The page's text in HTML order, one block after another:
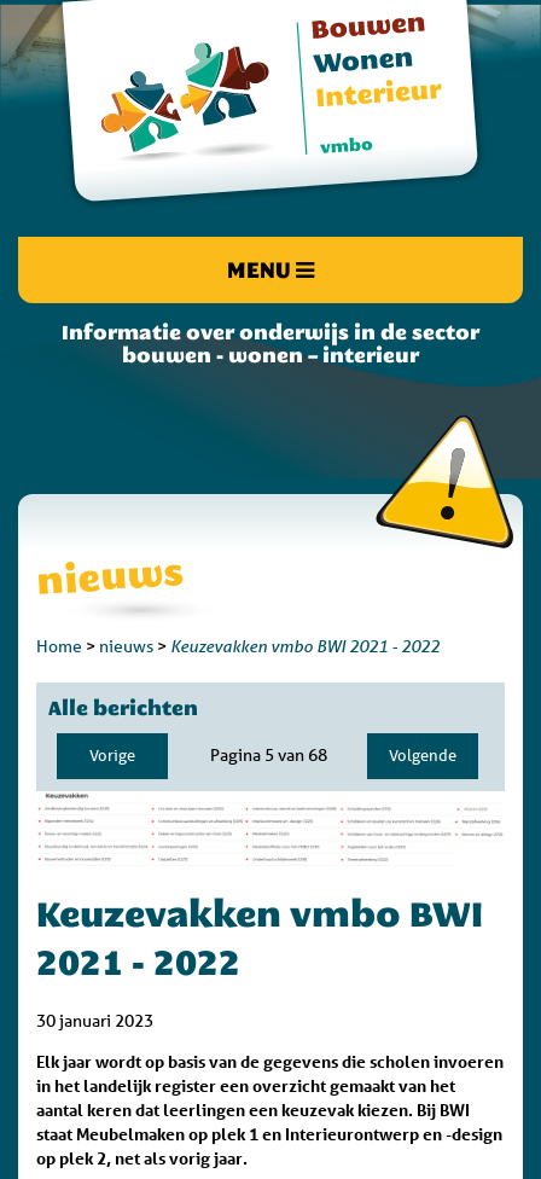
MENU
Informatie over onderwijs in de sector
bouwen - wonen – interieur
nieuws
Home > nieuws > Keuzevakken vmbo BWI 2021 - 2022
Alle berichten
Vorige Pagina 5 van 68 Volgende
Keuzevakken vmbo BWI
2021 - 2022
30 januari 2023
Elk jaar wordt op basis van de gegevens die scholen invoeren
in het landelijk register een overzicht gemaakt van het
aantal keren dat leerlingen een keuzevak kiezen. Bij BWI
staat Meubelmaken op plek 1 en Interieurontwerp en -design
op plek 2, net als vorig jaar.